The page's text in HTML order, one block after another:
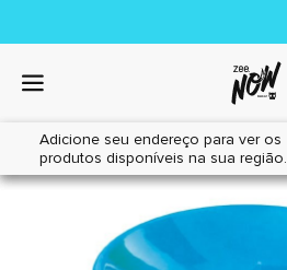
Adicione seu endereço para ver os
produtos disponíveis na sua região.
Home|Gatos|Acessórios